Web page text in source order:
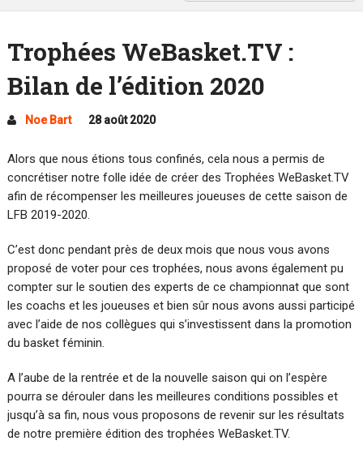
Trophées WeBasket.TV :
Bilan de l’édition 2020
Noe Bart 28 août 2020
Alors que nous étions tous confinés, cela nous a permis de
concrétiser notre folle idée de créer des Trophées WeBasket.TV
afin de récompenser les meilleures joueuses de cette saison de
LFB 2019-2020.
C’est donc pendant près de deux mois que nous vous avons
proposé de voter pour ces trophées, nous avons également pu
compter sur le soutien des experts de ce championnat que sont
les coachs et les joueuses et bien sûr nous avons aussi participé
avec l’aide de nos collègues qui s’investissent dans la promotion
du basket féminin.
A l’aube de la rentrée et de la nouvelle saison qui on l’espère
pourra se dérouler dans les meilleures conditions possibles et
jusqu’à sa fin, nous vous proposons de revenir sur les résultats
de notre première édition des trophées WeBasket.TV.